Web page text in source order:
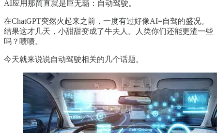
AI应用那简直就是巨无霸：自动驾驶。
在ChatGPT突然火起来之前，一度有过好像AI=自驾的盛况。
结果这才几天，小甜甜变成了牛夫人。人类你们还能更渣一些
吗？啧啧。
今天就来说说自动驾驶相关的几个话题。